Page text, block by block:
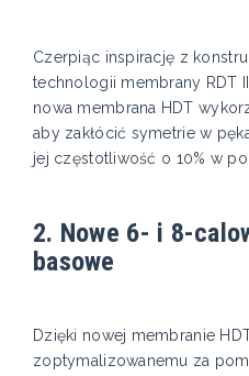
Czerpiąc inspirację z
technologii membrany RDT
nowa membrana HDT
aby zakłócić symetrie w
jej częstotliwość o 10% w
2. Nowe 6- i 8-
basowe
Dzięki nowej membranie
zoptymalizowanemu za